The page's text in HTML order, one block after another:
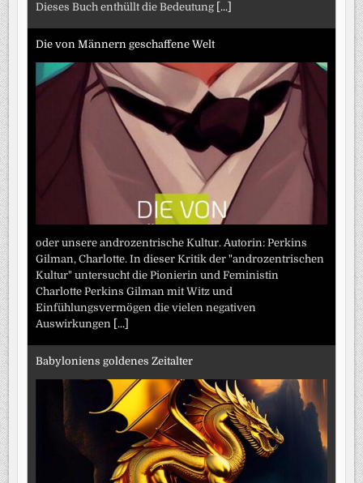
Dieses Buch enthüllt die Bedeutung [...]
Die von Männern geschaffene Welt
oder unsere androzentrische Kultur. Autorin: Perkins
Gilman, Charlotte. In dieser Kritik der "androzentrischen
Kultur" untersucht die Pionierin und Feministin
Charlotte Perkins Gilman mit Witz und
Einfühlungsvermögen die vielen negativen
Auswirkungen
[...]
Babyloniens goldenes Zeitalter